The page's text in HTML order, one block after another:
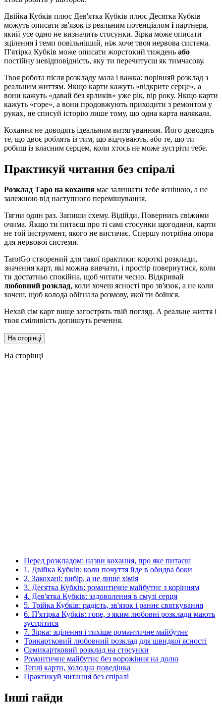
Двійка Кубків плюс Дев'ятка Кубків плюс Десятка Кубків
можуть описати зв'язок із реальним потенціалом і партнера,
який усе одно не визначить стосунки. Зірка може описати
зцілення і темп повільніший, ніж хоче твоя нервова система.
П'ятірка Кубків може описати жорстокий тиждень або
постійну невідповідність, яку ти перечитуєш як тимчасову.
Твоя робота після розкладу мала і важка: порівняй розклад з
реальним життям. Якщо карти кажуть «відкрите серце», а
вони кажуть «давай без ярликів» уже рік, вір року. Якщо карти
кажуть «горе», а вони продовжують приходити з ремонтом у
руках, не списуй історію лише тому, що одна карта налякала.
Кохання не доводять ідеальним витягуванням. Його доводять
те, що двоє роблять із тим, що відчувають, або те, що ти
робиш із власним серцем, коли хтось не може зустріти тебе.
Практикуй читання без спіралі
Розклад Таро на кохання має залишати тебе яснішою, а не
залежною від наступного перемішування.
Тягни один раз. Запиши схему. Відійди. Повернись свіжими
очима. Якщо ти питаєш про ті самі стосунки щогодини, карти
не той інструмент, якого не вистачає. Спершу потрібна опора
для нервової системи.
TarotGo створений для такої практики: короткі розклади,
значення карт, які можна вивчати, і простір повернутися, коли
ти достатньо спокійна, щоб читати чесно. Відкривай
любовний розклад, коли хочеш ясності про зв'язок, а не коли
хочеш, щоб колода обігнала розмову, якої ти боїшся.
Нехай сім карт вище загострять твій погляд. А реальне життя і
твоя сміливість допишуть речення.
На сторінці
На сторінці
Перед розкладом: назви кохання, про яке питаєш
1. Двійка Кубків: коли почуття йде в обидва боки
2. Закохані: вибір, а не лише хімія
3. Десятка Кубків: романтичне майбутнє з корінням
4. Дев'ятка Кубків: задоволення в смузі серця
5. Трійка Кубків: радість, зв'язок і раннє святкування
6. П'ятірка Кубків: горе, з яким любовні розклади мають
зустрітися
7. Зірка: зцілення і тихіше романтичне майбутнє
Трикартковий любовний розклад для швидкої ясності
Семикартковий розклад на стосунки
Романтичне майбутнє без ворожіння на долю
Теплі карти, холодна поведінка
Практикуй читання без спіралі
Інші гайди